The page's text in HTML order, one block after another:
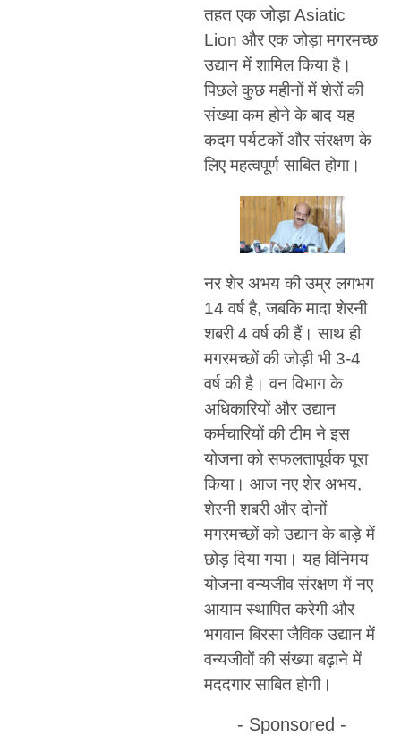
तहत एक जोड़ा Asiatic
Lion और एक जोड़ा मगरमच्छ
उद्यान में शामिल किया है।
पिछले कुछ महीनों में शेरों की
संख्या कम होने के बाद यह
कदम पर्यटकों और संरक्षण के
लिए महत्वपूर्ण साबित होगा।
नर शेर अभय की उम्र लगभग
14 वर्ष है, जबकि मादा शेरनी
शबरी 4 वर्ष की हैं। साथ ही
मगरमच्छों की जोड़ी भी 3-4
वर्ष की है। वन विभाग के
अधिकारियों और उद्यान
कर्मचारियों की टीम ने इस
योजना को सफलतापूर्वक पूरा
किया। आज नए शेर अभय,
शेरनी शबरी और दोनों
मगरमच्छों को उद्यान के बाड़े में
छोड़ दिया गया। यह विनिमय
योजना वन्यजीव संरक्षण में नए
आयाम स्थापित करेगी और
भगवान बिरसा जैविक उद्यान में
वन्यजीवों की संख्या बढ़ाने में
मददगार साबित होगी।
- Sponsored -